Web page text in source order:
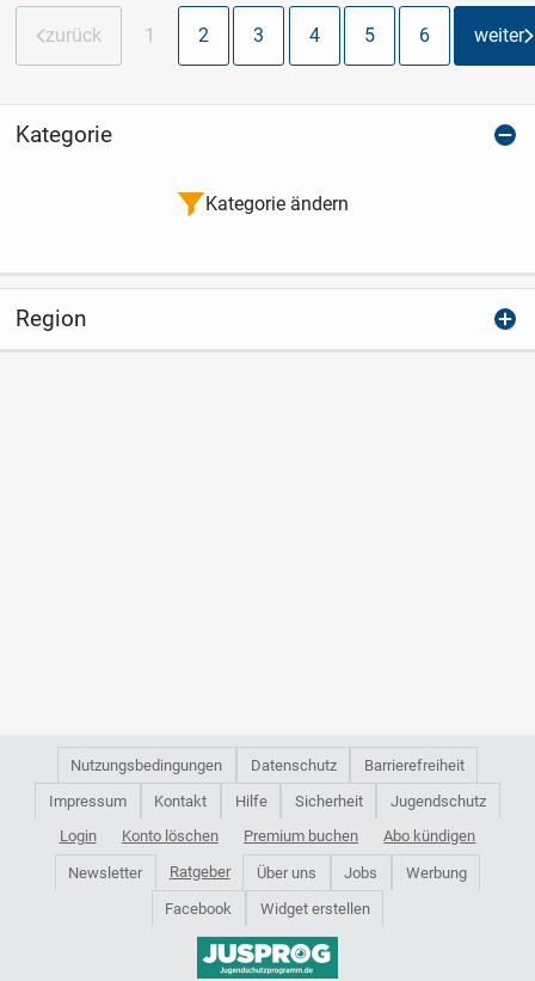
zurück 1 2 3 4 5 6 weiter
Kategorie
Kategorie ändern
Region
Nutzungsbedingungen Datenschutz
Barrierefreiheit
Impressum
Kontakt Hilfe Sicherheit
Jugendschutz
Login
Konto löschen Premium buchen Abo kündigen
Newsletter Ratgeber Über uns Jobs
Werbung
Facebook
Widget erstellen